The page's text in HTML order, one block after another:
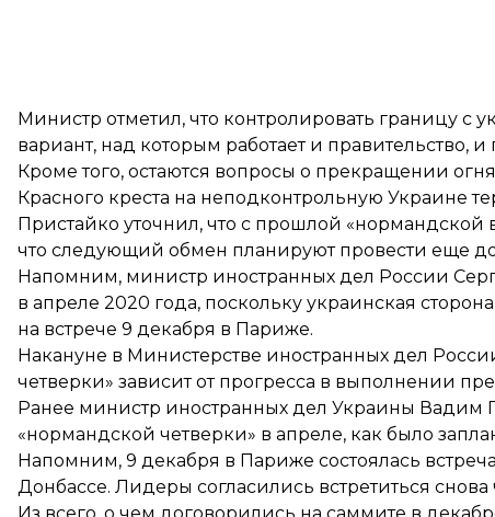
Министр отметил, что контролировать границу
вариант, над которым работает и правительство,
Кроме того, остаются вопросы о прекращении
Красного креста на неподконтрольную Украине
Пристайко уточнил, что с прошлой «нормандской
что следующий обмен планируют провести еще
Напомним, министр иностранных дел России
в апреле 2020 года, поскольку украинская
на встрече 9 декабря в Париже.
Накануне в Министерстве иностранных дел
четверки» зависит от прогресса в выполнении
Ранее министр иностранных дел Украины Вадим
«нормандской четверки» в апреле, как было
Напомним, 9 декабря в Париже состоялась
Донбассе. Лидеры согласились встретиться снова